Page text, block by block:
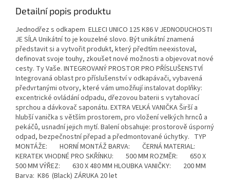
Detailní popis produktu
Jednodřez s odkapem ELLECI UNICO 125 K86 V JEDNODUCHOSTI
JE SÍLA Unikátní to je kouzelné slovo. Být unikátní znamená
představit si a vytvořit produkt, který předtím neexistoval,
definovat svoje touhy, zkoušet nové možnosti a objevovat nové
cesty. Ty Vaše. INTEGROVANÝ PROSTOR PRO PŘÍSLUŠENSTVÍ
Integrovaná oblast pro příslušenství v odkapávači, vybavená
předvrtanými otvory, které vám umožňují instalovat doplňky:
excentrické ovládání odpadu, dřezovou baterii s vytahovací
sprchou a dávkovač saponátu. EXTRA VELKÁ VANIČKA Širší a
hlubší vanička s větším prostorem, pro vložení velkých hrnců a
pekáčů, usnadní jejich mytí. Balení obsahuje: prostorově úsporný
odpad, bezpečnostní přepad a předmontované úchytky. TYP
MONTÁŽE: HORNÍ MONTÁŽ BARVA: ČERNÁ MATERIAL:
KERATEK VHODNÉ PRO SKŘÍNKU: 500 MM ROZMĚR: 650 X
500 MM VÝŘEZ: 630 X 480 MM HLOUBKA VANIČKY: 200 MM
Barva: K86 (Black) ZÁRUKA 20 let